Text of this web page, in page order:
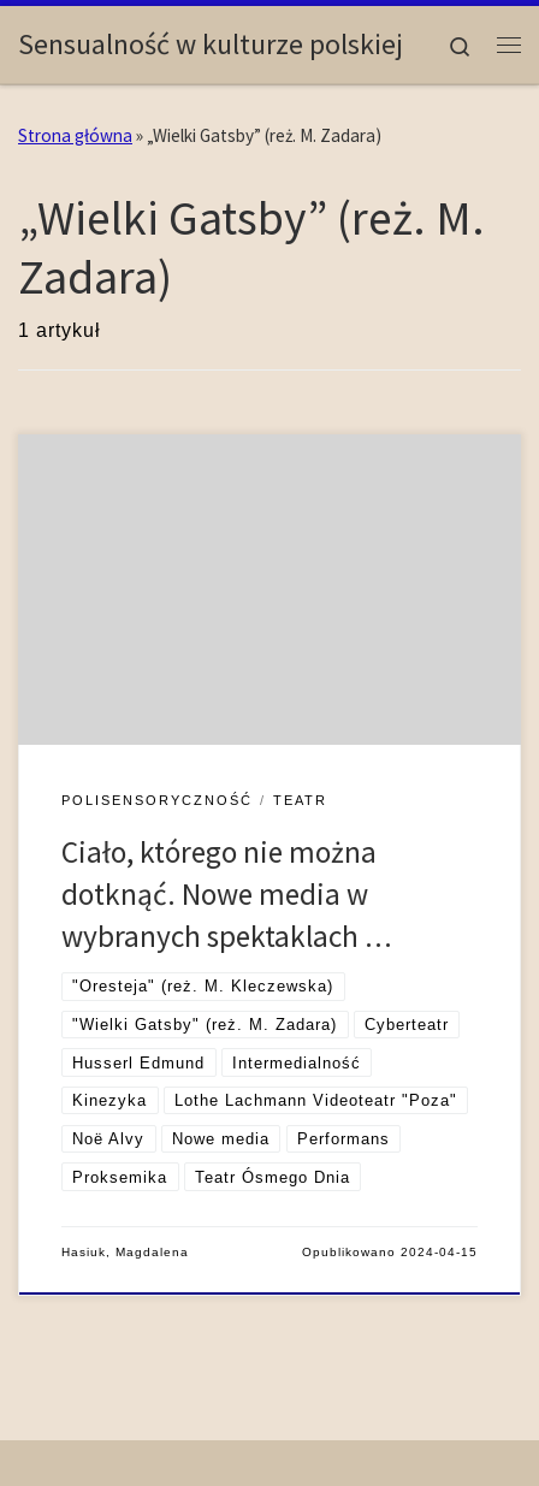
Skip to content
Sensualność w kulturze polskiej
Search
Strona główna » „Wielki Gatsby” (reż. M. Zadara)
„Wielki Gatsby” (reż. M.
Zadara)
1 artykuł
POLISENSORYCZNOŚĆ TEATR
Ciało, którego nie można
dotknąć. Nowe media w
wybranych spektaklach …
"Oresteja" (reż. M. Kleczewska)
"Wielki Gatsby" (reż. M. Zadara) Cyberteatr
Husserl Edmund Intermedialność
Kinezyka Lothe Lachmann Videoteatr "Poza"
Noë Alvy Nowe media Performans
Proksemika Teatr Ósmego Dnia
Hasiuk, Magdalena Opublikowano2024-04-15